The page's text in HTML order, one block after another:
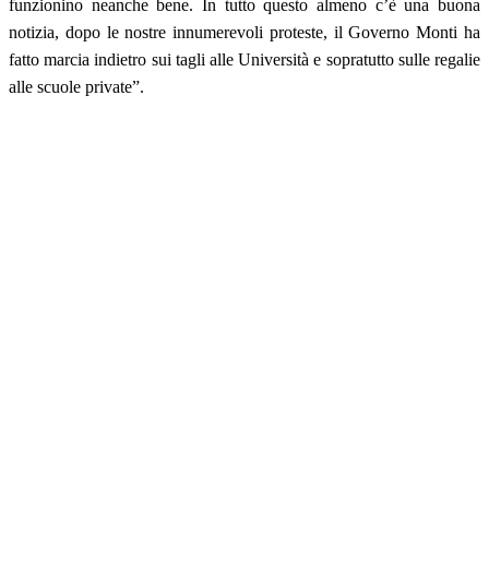
funzionino neanche bene. In tutto questo almeno c’è una buona
notizia, dopo le nostre innumerevoli proteste, il Governo Monti ha
fatto marcia indietro sui tagli alle Università e sopratutto sulle regalie
alle scuole private”.